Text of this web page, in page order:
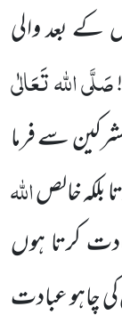
بعد والی
صَلَّی اللہ تَعَالٰی
سے فرما
بلکہ خالصاللہ
کرتا ہوں
چاہو عبادت